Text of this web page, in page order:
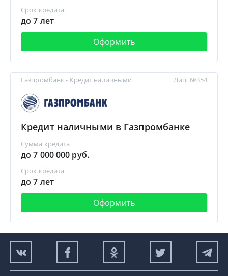
Срок кредита
до 7 лет
Оформить
Газпромбанк - Кредит наличными
Кредит наличными в Газпромбанке
Сумма кредита
до 7 000 000 руб.
Срок кредита
до 7 лет
Оформить
Лиц. №354